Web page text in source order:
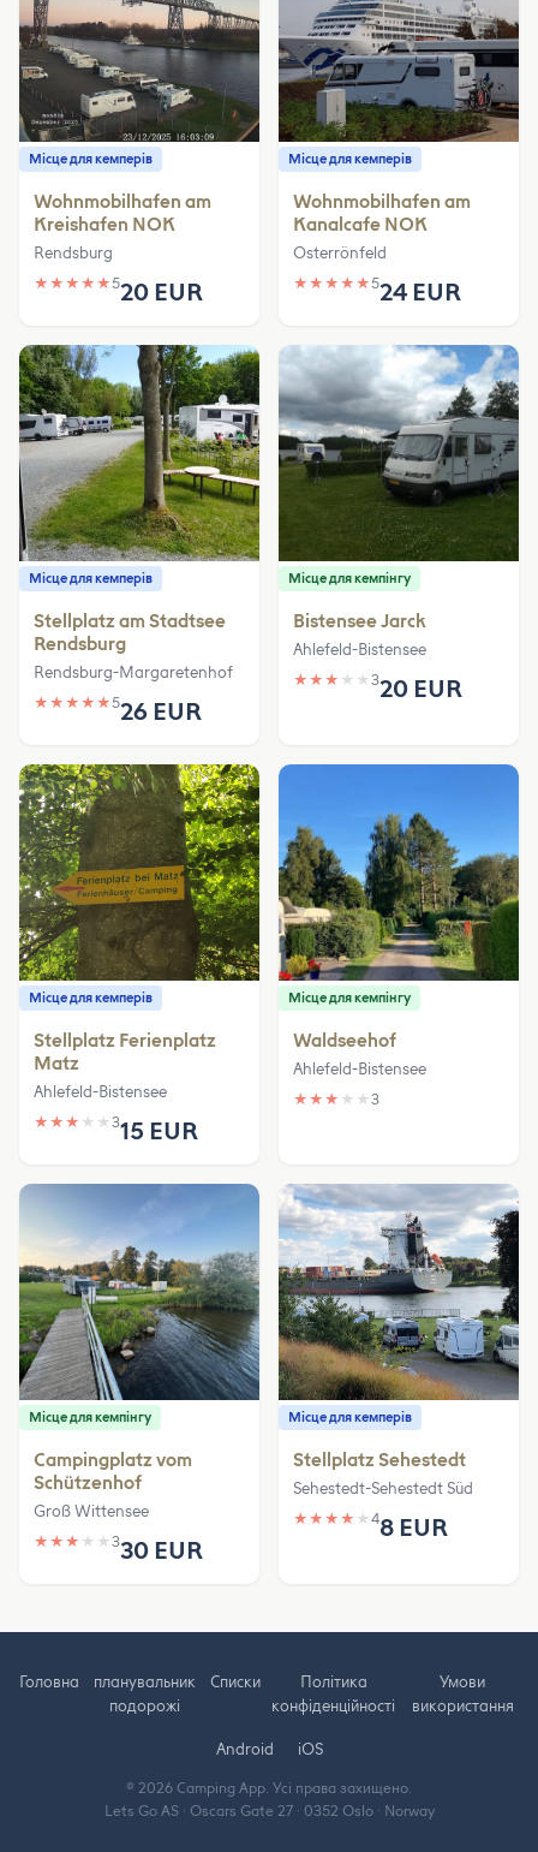
Місце для кемперів
Wohnmobilhafen am
Kreishafen NOK
Rendsburg
★ ★ ★ ★ ★520 EUR
Місце для кемперів
Wohnmobilhafen am
Kanalcafe NOK
Osterrönfeld
★ ★ ★ ★ ★524 EUR
Місце для кемперів
Stellplatz am Stadtsee
Rendsburg
Rendsburg-Margaretenhof
★ ★ ★ ★ ★526 EUR
Місце для кемпінгу
Bistensee Jarck
Ahlefeld-Bistensee
★ ★ ★ ★ ★ 320 EUR
Місце для кемперів
Stellplatz Ferienplatz
Matz
Ahlefeld-Bistensee
★ ★ ★ ★ ★ 315 EUR
Місце для кемпінгу
Waldseehof
Ahlefeld-Bistensee
★ ★ ★ ★ ★ 3
Місце для кемпінгу
Campingplatz vom
Schützenhof
Groß Wittensee
★ ★ ★ ★ ★ 330 EUR
Місце для кемперів
Stellplatz Sehestedt
Sehestedt-Sehestedt Süd
★ ★ ★ ★ ★ 48 EUR
Головна
планувальник
подорожі
Cписки
Політика
конфіденційності
Умови
використання
Android iOS
© 2026 Camping App. Усі права захищено.
Lets Go AS · Oscars Gate 27 · 0352 Oslo · Norway